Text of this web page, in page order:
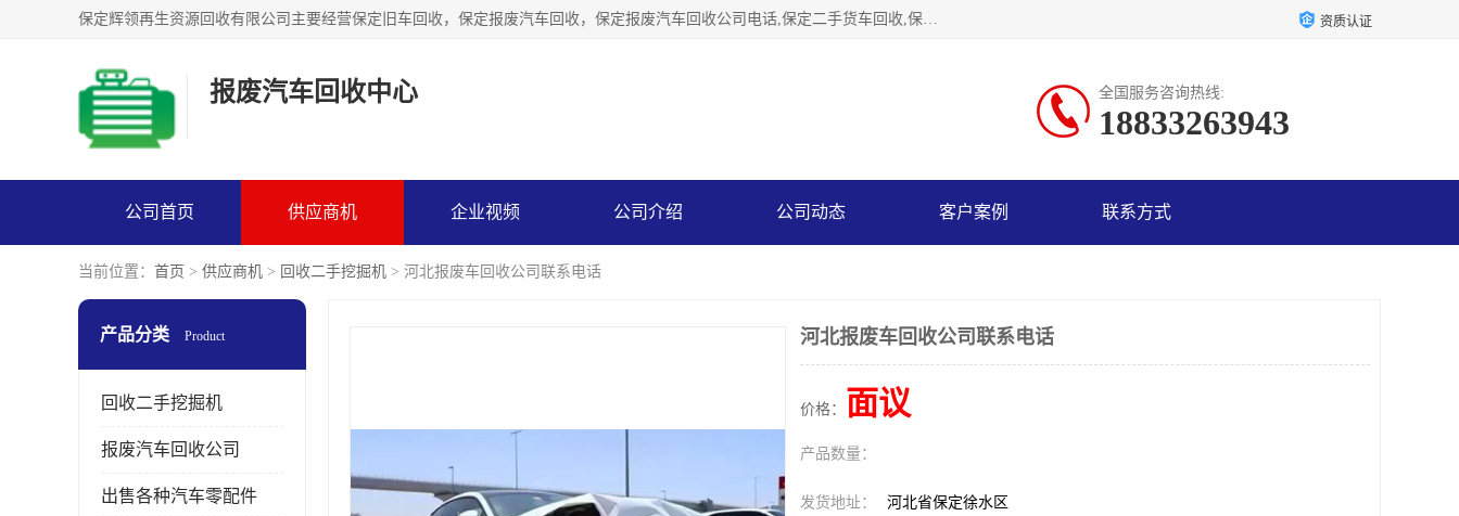
保定辉领再生资源回收有限公司主要经营保定旧车回收，保定报废汽车回收，保定报废汽车回收公司电话,保定二手货车回收,保定黄标车回收, 保定黄标车回收，保定哪里收报废车，保定废旧汽车回收，保定汽车报废手续办理，保定汽车解体厂。将通过采取区域限行促进淘汰、经济补助激励新、加大上路*法处罚、加强达标排放监管等综合措施，对老旧机动车逐步实行末位淘汰，加快老旧机动车淘汰新 资质认证
报废汽车回收中心 全国服务咨询热线:
18833263943
公司首页 供应商机 企业视频 公司介绍 公司动态 客户案例 联系方式
当前位置： 首页 > 供应商机 > 回收二手挖掘机 > 河北报废车回收公司联系电话
产品分类 Product
回收二手挖掘机
报废汽车回收公司
出售各种汽车零配件
河北报废车回收公司联系电话
价格： 面议
产品数量：
发货地址： 河北省保定徐水区